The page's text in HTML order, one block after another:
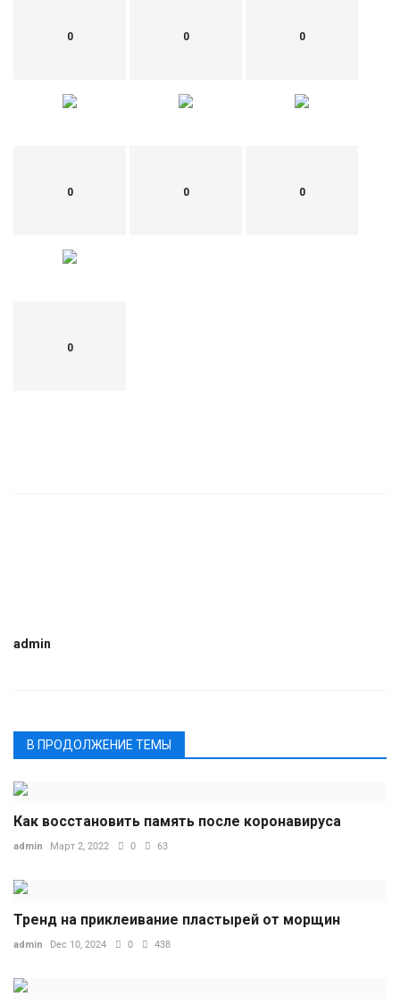
0 0 0
0 0 0
0
admin
В ПРОДОЛЖЕНИЕ ТЕМЫ
Как восстановить память после коронавируса
admin Март 2, 2022 0 63
Тренд на приклеивание пластырей от морщин
admin Dec 10, 2024 0 438